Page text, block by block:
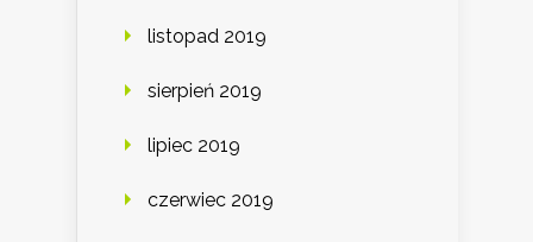
listopad 2019
sierpień 2019
lipiec 2019
czerwiec 2019